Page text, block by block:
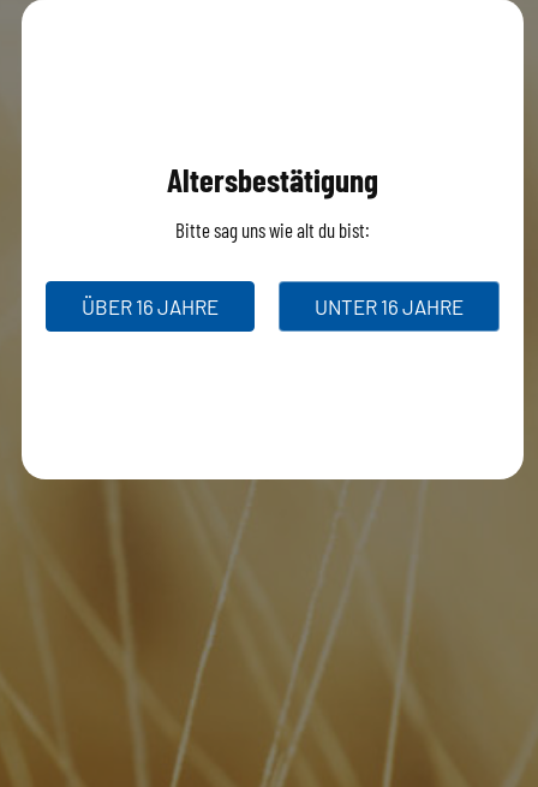
Altersbestätigung
Bitte sag uns wie alt du bist:
ÜBER 16 JAHRE UNTER 16 JAHRE
Steinmaßkrug ohne Deckel
€11.70